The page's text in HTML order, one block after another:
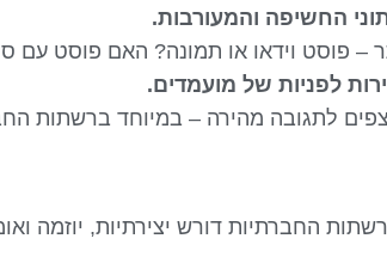
החשיפה והמעורבות.
– פוסט וידאו או תמונה? האם פוסט עם
לפניות של מועמדים.
לתגובה מהירה – במיוחד ברשתות
החברתיות דורש יצירתיות, יוזמה